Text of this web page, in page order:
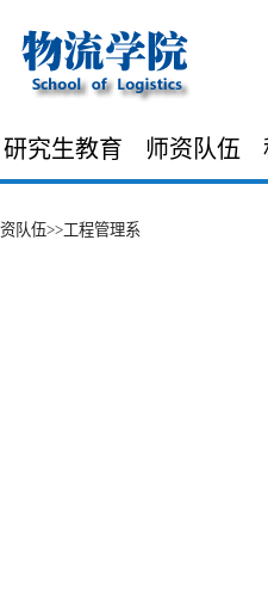
研究生教育 师资队伍
队伍>>工程管理系